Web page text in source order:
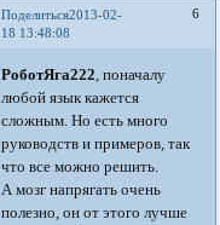
Поделиться 6
2013-02-
18 13:48:08
РоботЯга222 , поначалу
любой язык кажется
сложным. Но есть много
руководств и примеров, так
что все можно решить.
А мозг напрягать очень
полезно, он от этого лучше